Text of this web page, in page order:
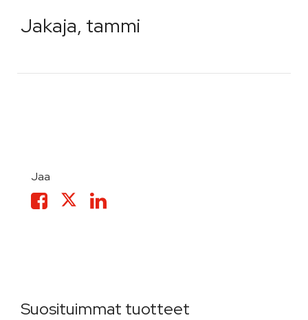
Jakaja, tammi
Jaa
Suosituimmat tuotteet